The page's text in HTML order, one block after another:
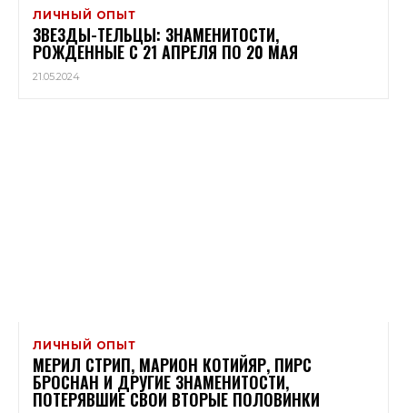
ЛИЧНЫЙ ОПЫТ
ЗВЕЗДЫ-ТЕЛЬЦЫ: ЗНАМЕНИТОСТИ,
РОЖДЕННЫЕ С 21 АПРЕЛЯ ПО 20 МАЯ
21.05.2024
ЛИЧНЫЙ ОПЫТ
МЕРИЛ СТРИП, МАРИОН КОТИЙЯР, ПИРС
БРОСНАН И ДРУГИЕ ЗНАМЕНИТОСТИ,
ПОТЕРЯВШИЕ СВОИ ВТОРЫЕ ПОЛОВИНКИ